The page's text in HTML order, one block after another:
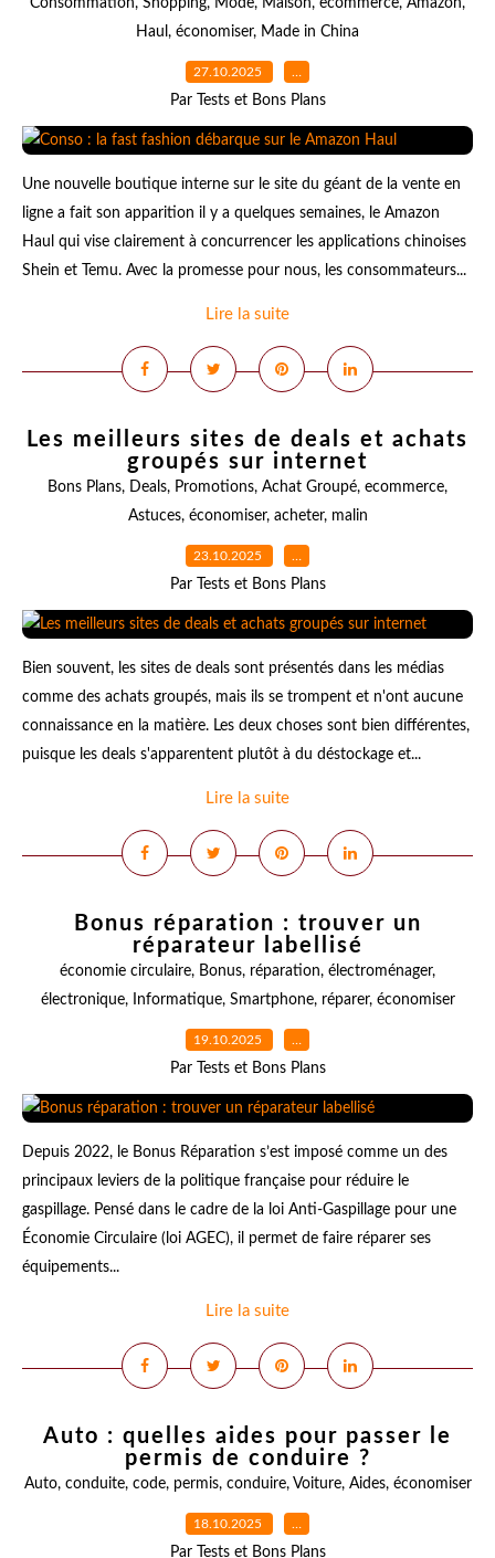
Consommation, Shopping, Mode, Maison, ecommerce, Amazon,
Haul , économiser, Made in China
27.10.2025 …
Par Tests et Bons Plans
Une nouvelle boutique interne sur le site du géant de la vente en
ligne a fait son apparition il y a quelques semaines, le Amazon
Haul qui vise clairement à concurrencer les applications chinoises
Shein et Temu. Avec la promesse pour nous, les consommateurs...
Lire la suite
Les meilleurs sites de deals et achats
groupés sur internet
Bons Plans, Deals, Promotions, Achat Groupé, ecommerce,
Astuces, économiser, acheter, malin
23.10.2025 …
Par Tests et Bons Plans
Bien souvent, les sites de deals sont présentés dans les médias
comme des achats groupés, mais ils se trompent et n'ont aucune
connaissance en la matière. Les deux choses sont bien différentes,
puisque les deals s'apparentent plutôt à du déstockage et...
Lire la suite
Bonus réparation : trouver un
réparateur labellisé
économie circulaire, Bonus, réparation, électroménager,
électronique, Informatique, Smartphone, réparer, économiser
19.10.2025 …
Par Tests et Bons Plans
Depuis 2022, le Bonus Réparation s’est imposé comme un des
principaux leviers de la politique française pour réduire le
gaspillage. Pensé dans le cadre de la loi Anti-Gaspillage pour une
Économie Circulaire (loi AGEC), il permet de faire réparer ses
équipements...
Lire la suite
Auto : quelles aides pour passer le
permis de conduire ?
Auto, conduite, code, permis, conduire, Voiture, Aides, économiser
18.10.2025 …
Par Tests et Bons Plans